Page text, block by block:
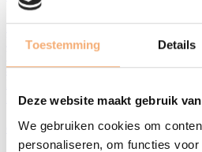
Toestemming Details
Deze website maakt gebruik
We gebruiken cookies om
personaliseren, om functies
De Limburgse start-up Hyperfox, met
heeft een softwareplatform ontwikkeld
bouwen dankzij hyperautomatisatie.
artificiële intelligentie maakt het...
Nieuws
Oprichter koopt Aminolabs-aandelen